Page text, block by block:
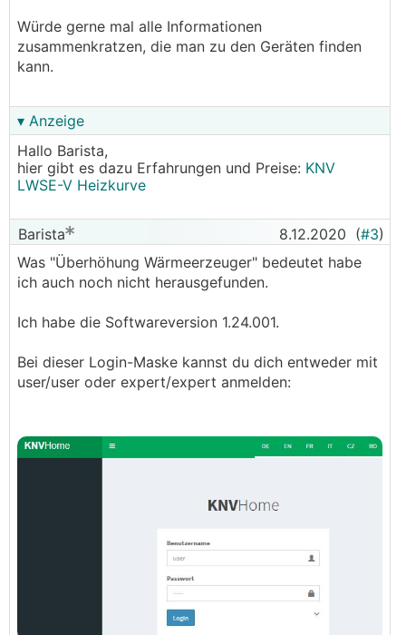
Würde gerne mal alle Informationen
zusammenkratzen, die man zu den Geräten finden
kann.
▾ Anzeige
Hallo Barista,
hier gibt es dazu Erfahrungen und Preise: KNV
LWSE-V Heizkurve
Barista 8.12.2020 (#3)
Was "Überhöhung Wärmeerzeuger" bedeutet habe
ich auch noch nicht herausgefunden.
Ich habe die Softwareversion 1.24.001.
Bei dieser Login-Maske kannst du dich entweder mit
user/user oder expert/expert anmelden: